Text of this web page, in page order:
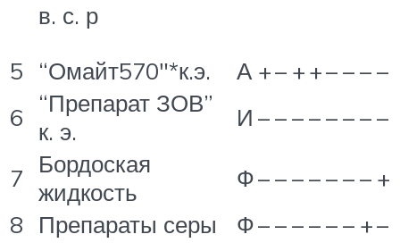
в. с. р
5 “Омайт570″*к.э. А +– ++––––
6
“Препарат ЗОВ”
к. э.
И ––––––––
7
Бордоская
жидкость
Ф––––––– +
8
Препараты серы Ф–––––– +–